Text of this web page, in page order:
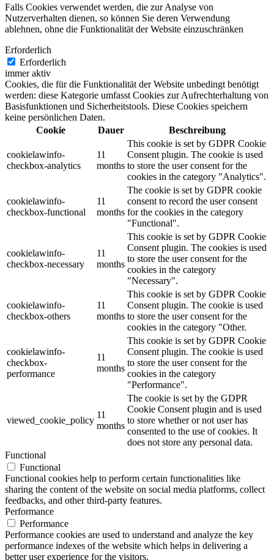
Falls Cookies verwendet werden, die zur Analyse von
Nutzerverhalten dienen, so können Sie deren Verwendung
ablehnen, ohne die Funktionalität der Website einzuschränken
Erforderlich
Erforderlich
immer aktiv
Cookies, die für die Funktionalität der Website unbedingt benötigt
werden: diese Kategorie umfasst Cookies zur Aufrechterhaltung von
Basisfunktionen und Sicherheitstools. Diese Cookies speichern
keine persönlichen Daten.
Cookie
Dauer Beschreibung
cookielawinfo-
checkbox-analytics
11
months
This cookie is set by GDPR Cookie
Consent plugin. The cookie is used
to store the user consent for the
cookies in the category "Analytics".
cookielawinfo-
checkbox-functional
11
months
The cookie is set by GDPR cookie
consent to record the user consent
for the cookies in the category
"Functional".
cookielawinfo-
checkbox-necessary
11
months
This cookie is set by GDPR Cookie
Consent plugin. The cookies is used
to store the user consent for the
cookies in the category
"Necessary".
cookielawinfo-
checkbox-others
11
months
This cookie is set by GDPR Cookie
Consent plugin. The cookie is used
to store the user consent for the
cookies in the category "Other.
cookielawinfo-
checkbox-
performance
11
months
This cookie is set by GDPR Cookie
Consent plugin. The cookie is used
to store the user consent for the
cookies in the category
"Performance".
viewed_cookie_policy
11
months
The cookie is set by the GDPR
Cookie Consent plugin and is used
to store whether or not user has
consented to the use of cookies. It
does not store any personal data.
Functional
Functional
Functional cookies help to perform certain functionalities like
sharing the content of the website on social media platforms, collect
feedbacks, and other third-party features.
Performance
Performance
Performance cookies are used to understand and analyze the key
performance indexes of the website which helps in delivering a
better user experience for the visitors.